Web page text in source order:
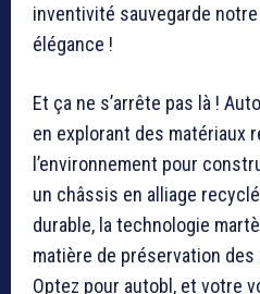
inventivité sauvegarde
élégance !
Et ça ne s’arrête pas là !
en explorant des matériaux
l’environnement pour
un châssis en alliage
durable, la technologie
matière de préservation
Optez pour autobl, et votre